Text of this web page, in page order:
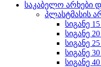
საკაბელო არხები
პლასტმასის
სიგანე
სიგანე
სიგანე
სიგანე
სიგანე